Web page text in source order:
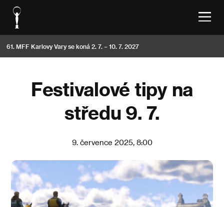
61. MFF Karlovy Vary se koná 2. 7. – 10. 7. 2027
Festivalové tipy na
středu 9. 7.
9. července 2025, 8:00